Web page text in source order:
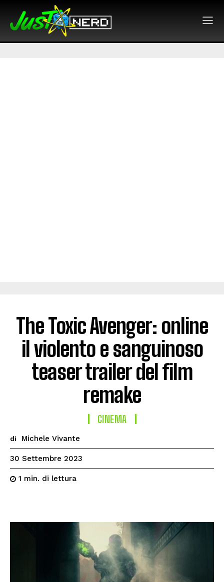
The Toxic Avenger: online
il violento e sanguinoso
teaser trailer del film
remake
CINEMA
di Michele Vivante
30 Settembre 2023
1 min. di lettura